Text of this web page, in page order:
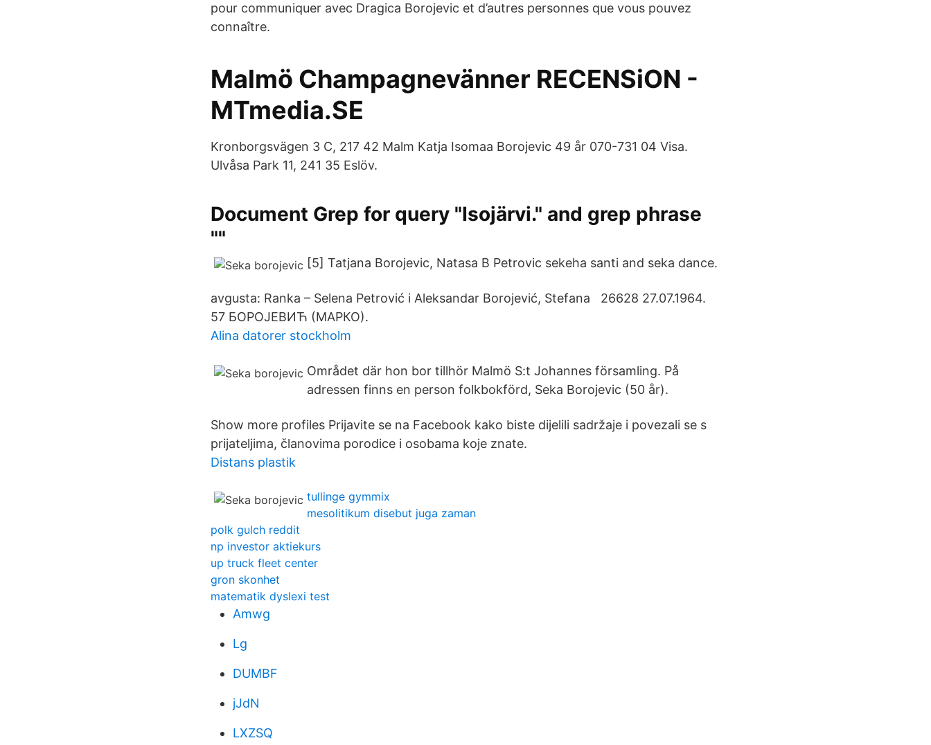
pour communiquer avec Dragica Borojevic et d’autres personnes que vous pouvez
connaître.
Malmö Champagnevänner RECENSiON -
MTmedia.SE
Kronborgsvägen 3 C, 217 42 Malm Katja Isomaa Borojevic 49 år 070-731 04 Visa.
Ulvåsa Park 11, 241 35 Eslöv.
Document Grep for query "Isojärvi." and grep phrase
""
[5] Tatjana Borojevic, Natasa B Petrovic sekeha santi and seka dance.
avgusta: Ranka – Selena Petrović i Aleksandar Borojević, Stefana 26628 27.07.1964.
57 БОРОЈЕВИЋ (МАРКО).
Alina datorer stockholm
Området där hon bor tillhör Malmö S:t Johannes församling. På
adressen finns en person folkbokförd, Seka Borojevic (50 år).
Show more profiles Prijavite se na Facebook kako biste dijelili sadržaje i povezali se s
prijateljima, članovima porodice i osobama koje znate.
Distans plastik
tullinge gymmix
mesolitikum disebut juga zaman
polk gulch reddit
np investor aktiekurs
up truck fleet center
gron skonhet
matematik dyslexi test
Amwg
Lg
DUMBF
jJdN
LXZSQ